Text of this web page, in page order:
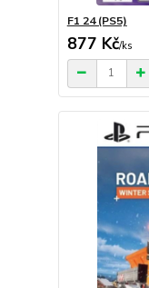
F1 24 (PS5)
877 Kč/ks